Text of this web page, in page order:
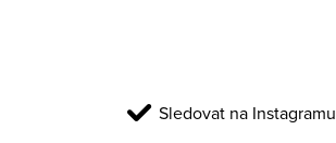
Sledovat na Instagramu